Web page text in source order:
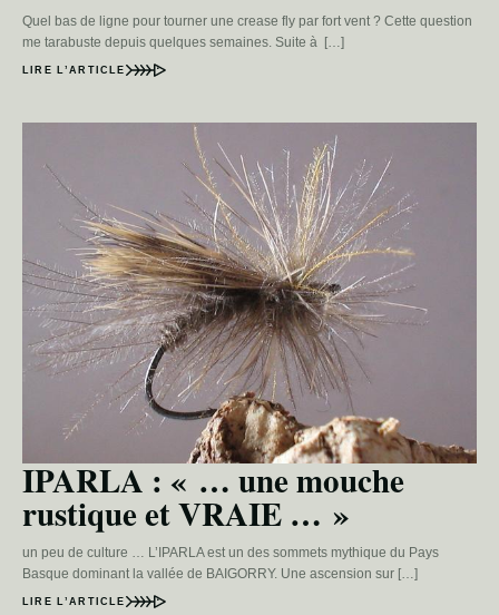
Quel bas de ligne pour tourner une crease fly par fort vent ? Cette question
me tarabuste depuis quelques semaines. Suite à […]
LIRE L’ARTICLE
IPARLA : « … une mouche
rustique et VRAIE … »
un peu de culture … L’IPARLA est un des sommets mythique du Pays
Basque dominant la vallée de BAIGORRY. Une ascension sur […]
LIRE L’ARTICLE